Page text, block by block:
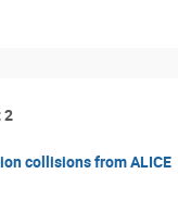
2
collisions from ALICE